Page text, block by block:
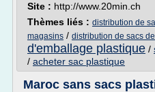
Site : http://www.20min.ch
Thèmes liés : distribution de
magasins / distribution de sacs
d'emballage plastique /
/ acheter sac plastique
Maroc sans sacs